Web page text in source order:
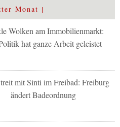
Monat
Wolken am Immobilienmarkt:
hat ganze Arbeit geleistet
mit Sinti im Freibad: Freiburg
ändert Badeordnung